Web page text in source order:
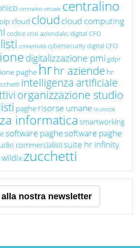
centralino virtuale centralino
cloud cloud cloud computing
codice crisi aziendale; digital CFO
connettività cybersecuritydigital CFO
digitalizzazione pmi gdpr
paghe hrhr aziende hr
intelligenza artificiale
organizzazione studio
paghe risorse umane sicurezza
informaticasmartworking
software paghesoftware paghe
commercialisti suite hr infinity
wildixzucchetti
nostra newsletter